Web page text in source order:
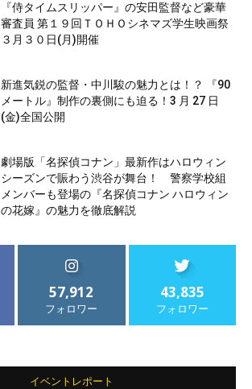
『侍タイムスリッパー』の安田監督など豪華
審査員 第１９回ＴＯＨＯシネマズ学生映画祭
３月３０日(月)開催
新進気鋭の監督・中川駿の魅力とは！？ 『90
メートル』制作の裏側にも迫る！3 月 27 日
(金)全国公開
劇場版「名探偵コナン」最新作はハロウィン
シーズンで賑わう渋谷が舞台！ 警察学校組
メンバーも登場の『名探偵コナン ハロウィン
の花嫁』の魅力を徹底解説
57,912
フォロワー
43,835
フォロワー
イベントレポート